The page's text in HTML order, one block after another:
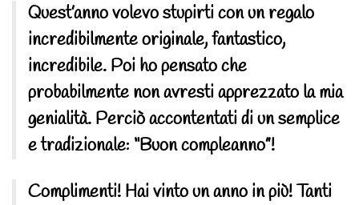
Quest’anno volevo stupirti con un regalo
incredibilmente originale, fantastico,
incredibile. Poi ho pensato che
probabilmente non avresti apprezzato la mia
genialità. Perciò accontentati di un semplice
e tradizionale: “Buon compleanno”!
Complimenti! Hai vinto un anno in più! Tanti